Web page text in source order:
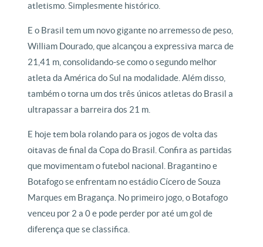
atletismo. Simplesmente histórico.
E o Brasil tem um novo gigante no arremesso de peso,
William Dourado, que alcançou a expressiva marca de
21,41 m, consolidando-se como o segundo melhor
atleta da América do Sul na modalidade. Além disso,
também o torna um dos três únicos atletas do Brasil a
ultrapassar a barreira dos 21 m.
E hoje tem bola rolando para os jogos de volta das
oitavas de final da Copa do Brasil. Confira as partidas
que movimentam o futebol nacional. Bragantino e
Botafogo se enfrentam no estádio Cícero de Souza
Marques em Bragança. No primeiro jogo, o Botafogo
venceu por 2 a 0 e pode perder por até um gol de
diferença que se classifica.